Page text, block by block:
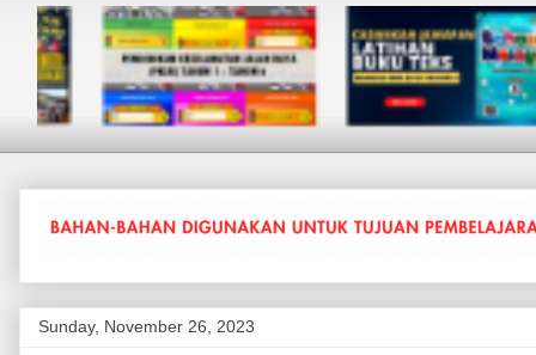
Sunday, November 26, 2023